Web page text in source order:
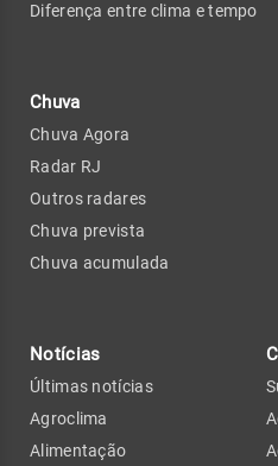
Diferença entre clima e tempo
Chuva
Chuva Agora
Radar RJ
Outros radares
Chuva prevista
Chuva acumulada
Notícias
Últimas notícias
Agroclima
Alimentação